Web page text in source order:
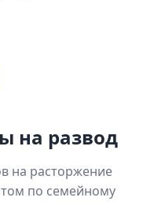
на развод
на расторжение
по семейному